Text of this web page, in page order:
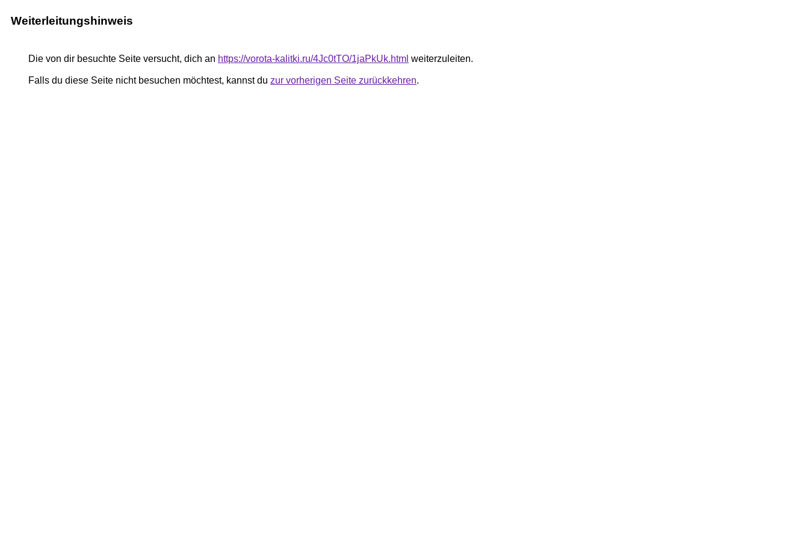
Weiterleitungshinweis
Die von dir besuchte Seite versucht, dich an https://vorota-kalitki.ru/4Jc0tTO/1jaPkUk.html weiterzuleiten.
Falls du diese Seite nicht besuchen möchtest, kannst du zur vorherigen Seite zurückkehren.